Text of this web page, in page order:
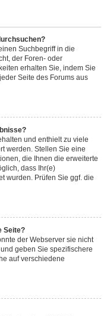
Suchbegriff in die
der Foren- oder
erhalten Sie, indem Sie
Seite des Forums aus
und enthielt zu viele
werden. Stellen Sie eine
die Ihnen die erweiterte
dass Ihr(e)
wurden. Prüfen Sie ggf. die
Seite?
der Webserver sie nicht
geben Sie spezifischere
auf verschiedene